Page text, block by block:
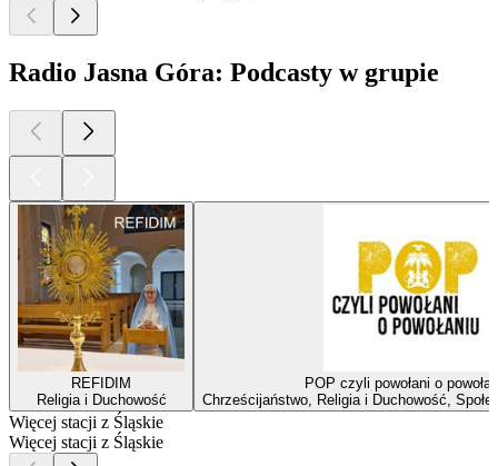
Radio Jasna Góra: Podcasty w grupie
REFIDIM
Religia i Duchowość
POP czyli powołani o
Chrześcijaństwo, Religia i Duchowość,
Więcej stacji z Śląskie
Więcej stacji z Śląskie